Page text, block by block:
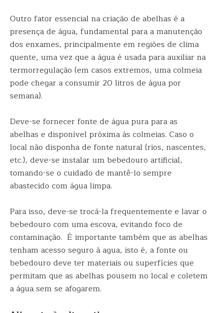
Outro fator essencial na criação de abelhas é a
presença de água, fundamental para a manutenção
dos enxames, principalmente em regiões de clima
quente, uma vez que a água é usada para auxiliar na
termorregulação (em casos extremos, uma colmeia
pode chegar a consumir 20 litros de água por
semana).
Deve-se fornecer fonte de água pura para as
abelhas e disponível próxima às colmeias. Caso o
local não disponha de fonte natural (rios, nascentes,
etc.), deve-se instalar um bebedouro artificial,
tomando-se o cuidado de mantê-lo sempre
abastecido com água limpa.
Para isso, deve-se trocá-la frequentemente e lavar o
bebedouro com uma escova, evitando foco de
contaminação. É importante também que as abelhas
tenham acesso seguro à agua, isto é, a fonte ou
bebedouro deve ter materiais ou superfícies que
permitam que as abelhas pousem no local e coletem
a água sem se afogarem.